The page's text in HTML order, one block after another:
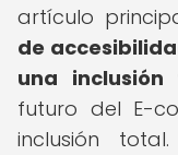
artículo
de
una inclusión
futuro del E-
inclusión